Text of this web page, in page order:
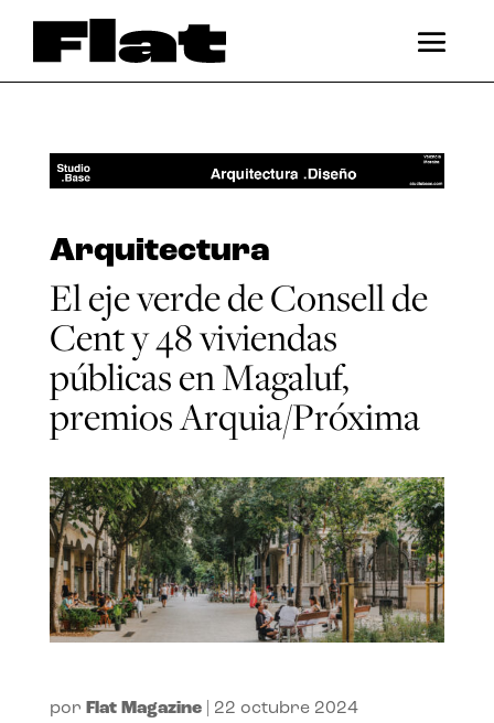
Arquitectura
El eje verde de Consell de
Cent y 48 viviendas
públicas en Magaluf,
premios Arquia/Próxima
por Flat Magazine| 22 octubre 2024